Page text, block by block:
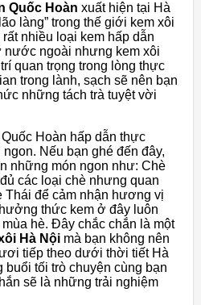
Quốc Hoàn xuất hiện tại Hà
làng” trong thế giới kem xôi
nhiều loại kem hấp dẫn
nước ngoài nhưng kem xôi
quan trọng trong lòng thực
trong lành, sạch sẽ nên bạn
những tách trà tuyệt vời
Hoàn hấp dẫn thực
Nếu bạn ghé đến đây,
những món ngon như: Chè
các loại chè nhưng quan
Thái để cảm nhận hương vị
thức kem ở đây luôn
hè. Đây chắc chắn là một
Hà Nội mà bạn không nên
tiếp theo dưới thời tiết Hà
buổi tối trò chuyện cùng bạn
sẽ là những trải nghiệm